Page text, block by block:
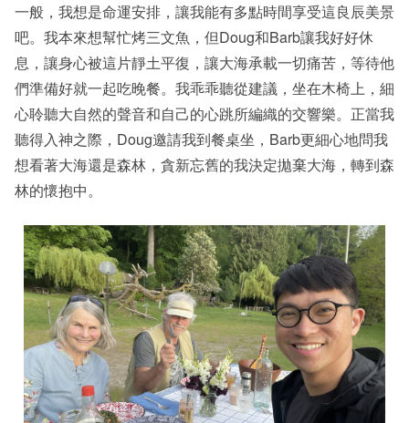
一般，我想是命運安排，讓我能有多點時間享受這良辰美景
吧。我本來想幫忙烤三文魚，但Doug和Barb讓我好好休
息，讓身心被這片靜土平復，讓大海承載一切痛苦，等待他
們準備好就一起吃晚餐。我乖乖聽從建議，坐在木椅上，細
心聆聽大自然的聲音和自己的心跳所編織的交響樂。正當我
聽得入神之際，Doug邀請我到餐桌坐，Barb更細心地問我
想看著大海還是森林，貪新忘舊的我決定拋棄大海，轉到森
林的懷抱中。